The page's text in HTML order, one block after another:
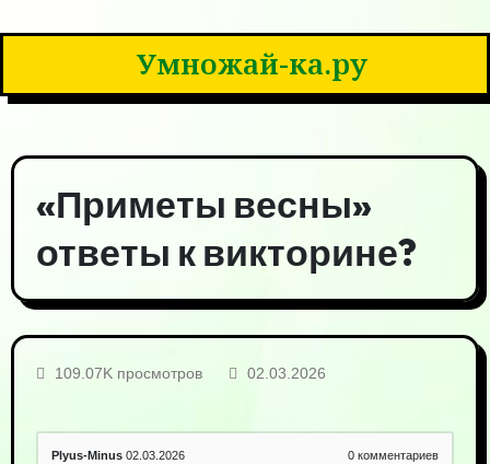
Умножай-ка.ру
«Приметы весны»
ответы к викторине?
109.07K просмотров 02.03.2026
Plyus-Minus 02.03.2026 0 комментариев